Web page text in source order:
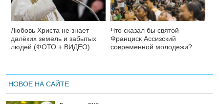
Любовь Христа не знает
далёких земель и забытых
людей (ФОТО + ВИДЕО)
Что сказал бы святой
Франциск Ассизский
современной молодежи?
НОВОЕ НА САЙТЕ